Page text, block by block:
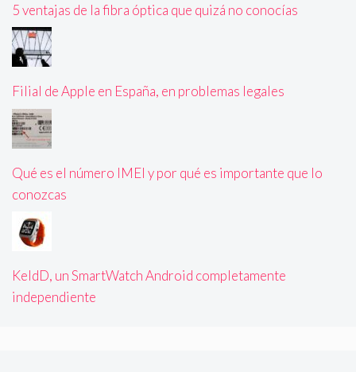
5 ventajas de la fibra óptica que quizá no conocías
Filial de Apple en España, en problemas legales
Qué es el número IMEI y por qué es importante que lo
conozcas
KeldD, un SmartWatch Android completamente
independiente